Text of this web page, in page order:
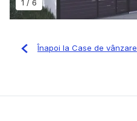
1 / 6
Înapoi la Case de vânzare